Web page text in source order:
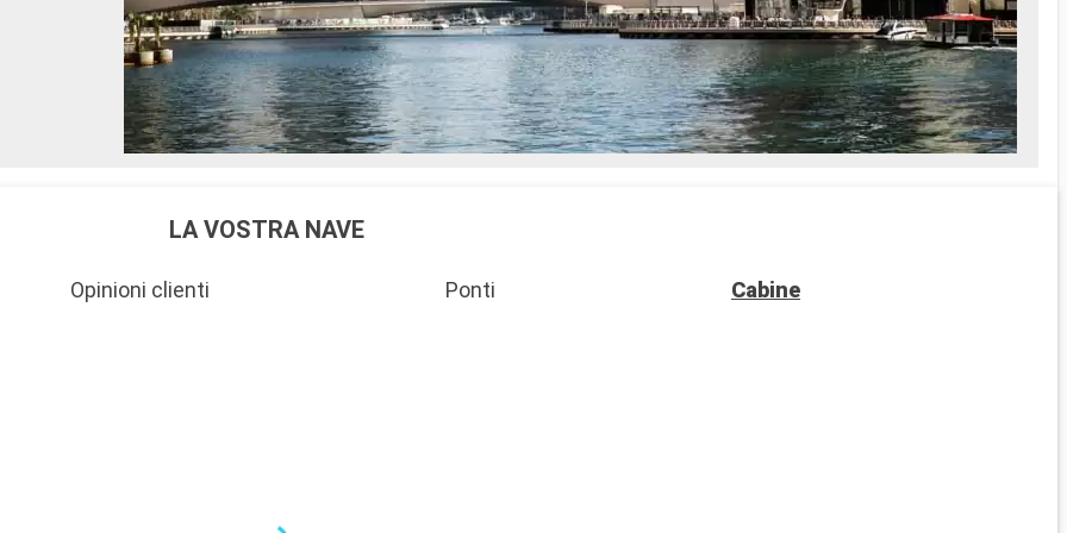
LA VOSTRA NAVE
Opinioni clienti Ponti Cabine